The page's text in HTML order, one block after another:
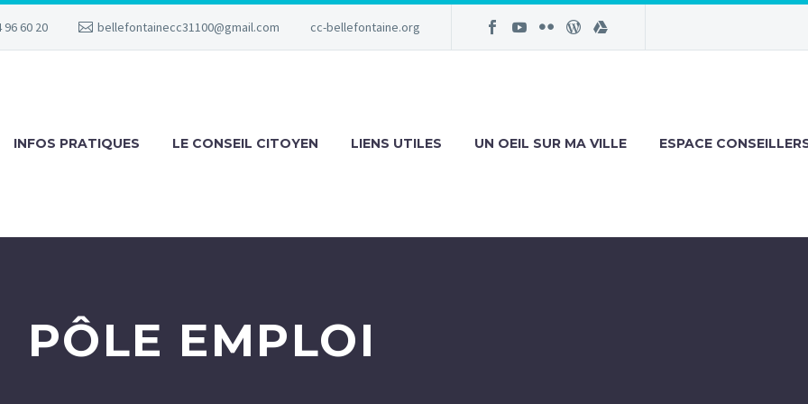
96 60 20 bellefontainecc31100@gmail.com cc-bellefontaine.org
INFOS PRATIQUES LE CONSEIL CITOYEN LIENS UTILES UN OEIL SUR MA VILLE ESPACE
PÔLE EMPLOI